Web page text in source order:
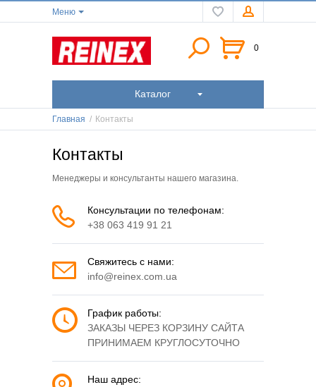
Меню
0
Каталог
Главная / Контакты
Контакты
Менеджеры и консультанты нашего магазина.
Консультации по телефонам:
+38 063 419 91 21
Свяжитесь с нами:
info@reinex.com.ua
График работы:
ЗАКАЗЫ ЧЕРЕЗ КОРЗИНУ САЙТА
ПРИНИМАЕМ КРУГЛОСУТОЧНО
Наш адрес: